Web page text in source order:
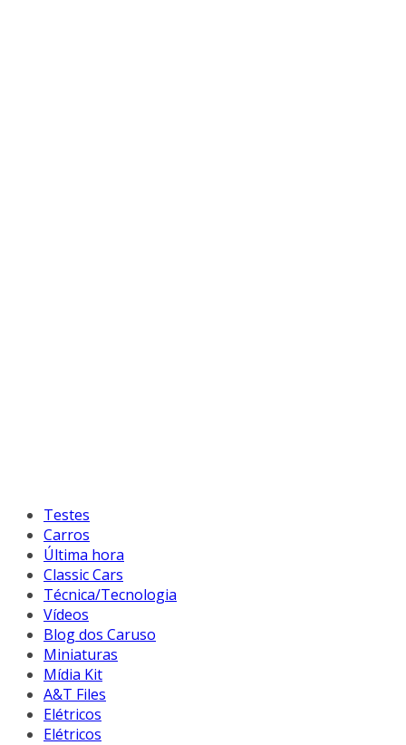
Testes
Carros
Última hora
Classic Cars
Técnica/Tecnologia
Vídeos
Blog dos Caruso
Miniaturas
Mídia Kit
A&T Files
Elétricos
Elétricos